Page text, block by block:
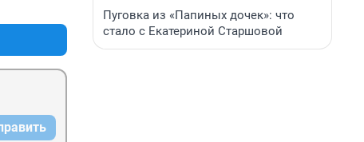
Пуговка из «Папиных дочек»: что
стало с Екатериной Старшовой